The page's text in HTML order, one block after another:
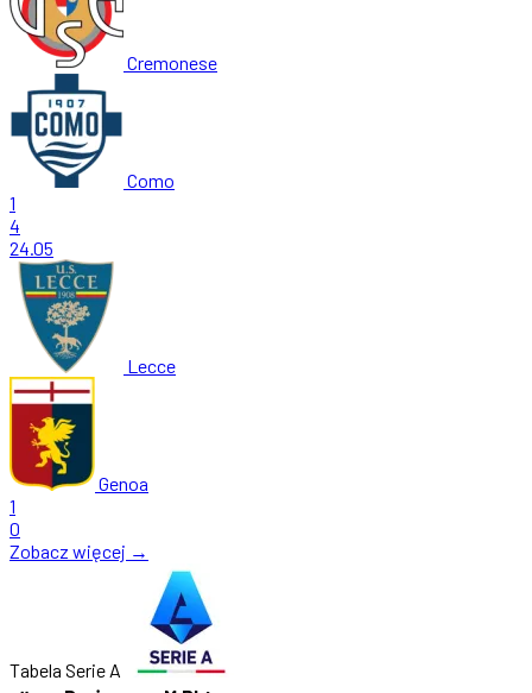
Cremonese
Como
1
4
24.05
Lecce
Genoa
1
0
Zobacz więcej →
Tabela Serie A